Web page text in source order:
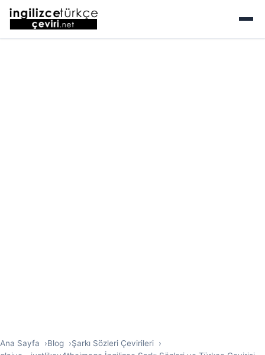
Ana Sayfa Blog
Şarkı Sözleri Çevirileri